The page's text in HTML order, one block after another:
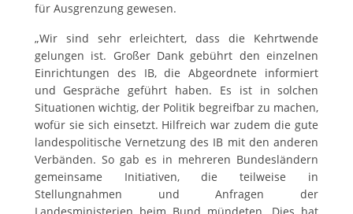
für Ausgrenzung gewesen.
„Wir sind sehr erleichtert, dass die Kehrtwende
gelungen ist. Großer Dank gebührt den einzelnen
Einrichtungen des IB, die Abgeordnete informiert
und Gespräche geführt haben. Es ist in solchen
Situationen wichtig, der Politik begreifbar zu machen,
wofür sie sich einsetzt. Hilfreich war zudem die gute
landespolitische Vernetzung des IB mit den anderen
Verbänden. So gab es in mehreren Bundesländern
gemeinsame Initiativen, die teilweise in
Stellungnahmen und Anfragen der